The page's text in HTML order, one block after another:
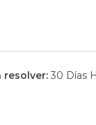
resolver: 30 Días